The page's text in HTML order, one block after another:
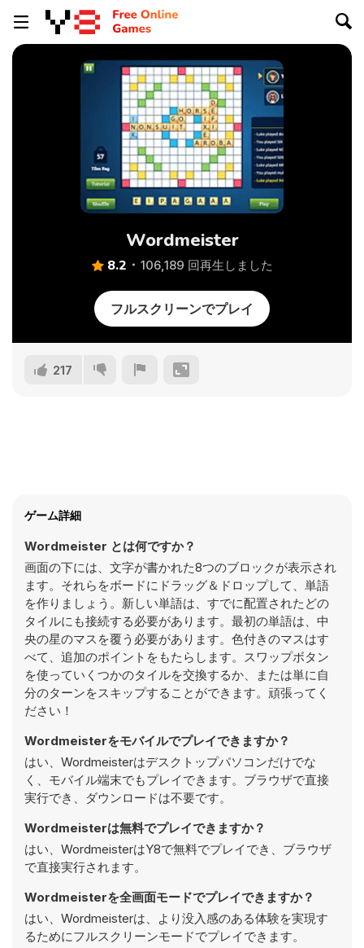
Wordmeister
8.2 106,189 回再生しました
フルスクリーンでプレイ
217
ゲーム詳細
Wordmeister とは何ですか？
画面の下には、文字が書かれた8つのブロックが表示され
ます。それらをボードにドラッグ＆ドロップして、単語
を作りましょう。新しい単語は、すでに配置されたどの
タイルにも接続する必要があります。最初の単語は、中
央の星のマスを覆う必要があります。色付きのマスはす
べて、追加のポイントをもたらします。スワップボタン
を使っていくつかのタイルを交換するか、または単に自
分のターンをスキップすることができます。頑張ってく
ださい！
Wordmeisterをモバイルでプレイできますか？
はい、Wordmeisterはデスクトップパソコンだけでな
く、モバイル端末でもプレイできます。ブラウザで直接
実行でき、ダウンロードは不要です。
Wordmeisterは無料でプレイできますか？
はい、WordmeisterはY8で無料でプレイでき、ブラウザ
で直接実行されます。
Wordmeisterを全画面モードでプレイできますか？
はい、Wordmeisterは、より没入感のある体験を実現す
るためにフルスクリーンモードでプレイできます。